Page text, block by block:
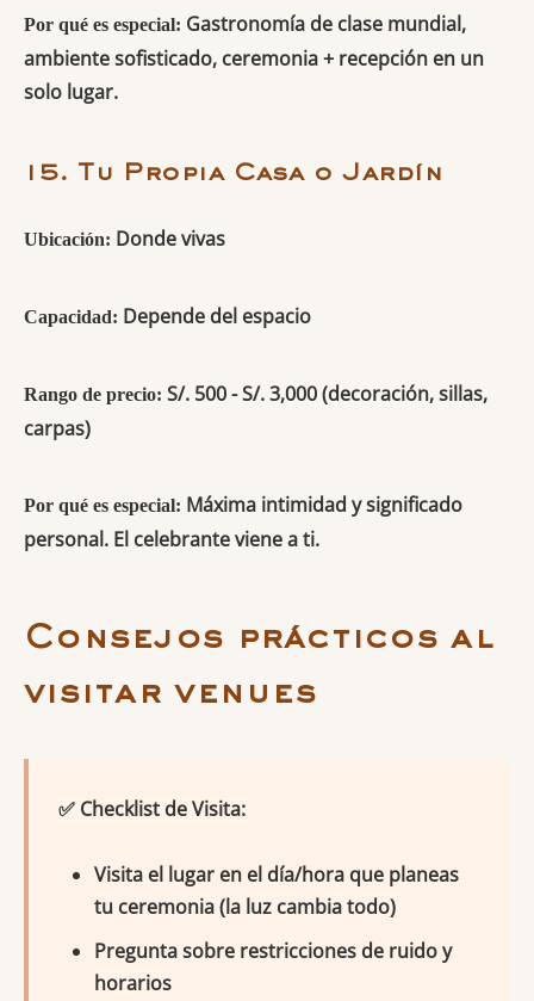
Por qué es especial: Gastronomía de clase mundial,
ambiente sofisticado, ceremonia + recepción en un
solo lugar.
15. Tu Propia Casa o Jardín
Ubicación: Donde vivas
Capacidad: Depende del espacio
Rango de precio: S/. 500 - S/. 3,000 (decoración, sillas,
carpas)
Por qué es especial: Máxima intimidad y significado
personal. El celebrante viene a ti.
Consejos prácticos al
visitar venues
✅ Checklist de Visita:
Visita el lugar en el día/hora que planeas
tu ceremonia (la luz cambia todo)
Pregunta sobre restricciones de ruido y
horarios